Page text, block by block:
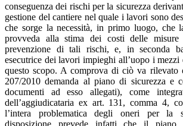
conseguenza dei rischi per la sicurezza
gestione del cantiere nel quale i lavori sono
che sorge la necessità, in primo luogo, che
provveda alla stima dei costi delle misure
prevenzione di tali rischi, e, in seconda
esecutrice dei lavori impieghi all’uopo i mezzi
questo scopo. A comprova di ciò va rilevato
207/2010 demanda al piano di sicurezza e
documenti ad esso allegati), come
dell’aggiudicataria ex art. 131, comma 4,
l’intera problematica degli oneri per la
disposizione prevede infatti che il piano